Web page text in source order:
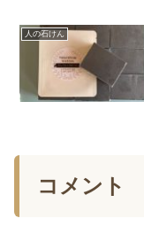
人の石けん
コメント